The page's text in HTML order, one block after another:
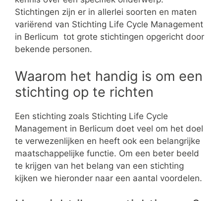
Stichtingen zijn er in allerlei soorten en maten
variërend van Stichting Life Cycle Management
in Berlicum tot grote stichtingen opgericht door
bekende personen.
Waarom het handig is om een
stichting op te richten
Een stichting zoals Stichting Life Cycle
Management in Berlicum doet veel om het doel
te verwezenlijken en heeft ook een belangrijke
maatschappelijke functie. Om een beter beeld
te krijgen van het belang van een stichting
kijken we hieronder naar een aantal voordelen.